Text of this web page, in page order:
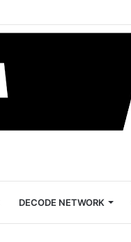
DECODE NETWORK